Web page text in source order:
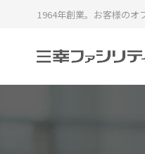
1964年創業。お客様のオ